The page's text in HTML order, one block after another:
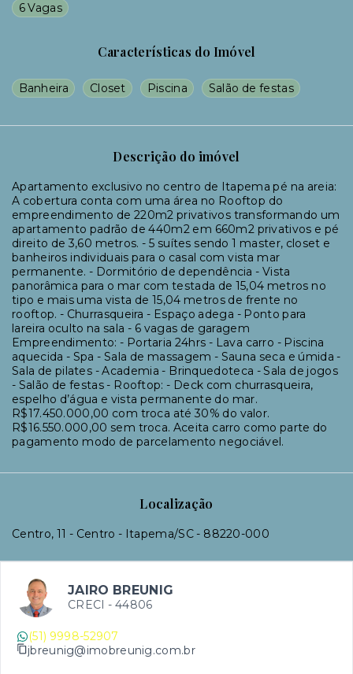
6 Vagas
Características do Imóvel
Banheira Closet Piscina Salão de festas
Descrição do imóvel
Apartamento exclusivo no centro de Itapema pé na areia:
A cobertura conta com uma área no Rooftop do
empreendimento de 220m2 privativos transformando um
apartamento padrão de 440m2 em 660m2 privativos e pé
direito de 3,60 metros. - 5 suítes sendo 1 master, closet e
banheiros individuais para o casal com vista mar
permanente. - Dormitório de dependência - Vista
panorâmica para o mar com testada de 15,04 metros no
tipo e mais uma vista de 15,04 metros de frente no
rooftop. - Churrasqueira - Espaço adega - Ponto para
lareira oculto na sala - 6 vagas de garagem
Empreendimento: - Portaria 24hrs - Lava carro - Piscina
aquecida - Spa - Sala de massagem - Sauna seca e úmida -
Sala de pilates - Academia - Brinquedoteca - Sala de jogos
- Salão de festas - Rooftop: - Deck com churrasqueira,
espelho d’água e vista permanente do mar.
R$17.450.000,00 com troca até 30% do valor.
R$16.550.000,00 sem troca. Aceita carro como parte do
pagamento modo de parcelamento negociável.
Localização
Centro, 11 - Centro - Itapema/SC- 88220-000
JAIRO BREUNIG
CRECI - 44806
(51) 9998-52907
jbreunig@imobreunig.com.br